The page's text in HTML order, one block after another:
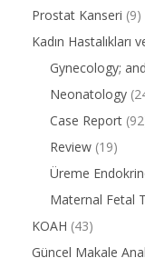
Prostat Kanseri (9)
Kadın Hastalıkları
Gynecology;
Neonatology
Case Report
Review (19)
Üreme
Maternal Fetal
KOAH (43)
Güncel Makale